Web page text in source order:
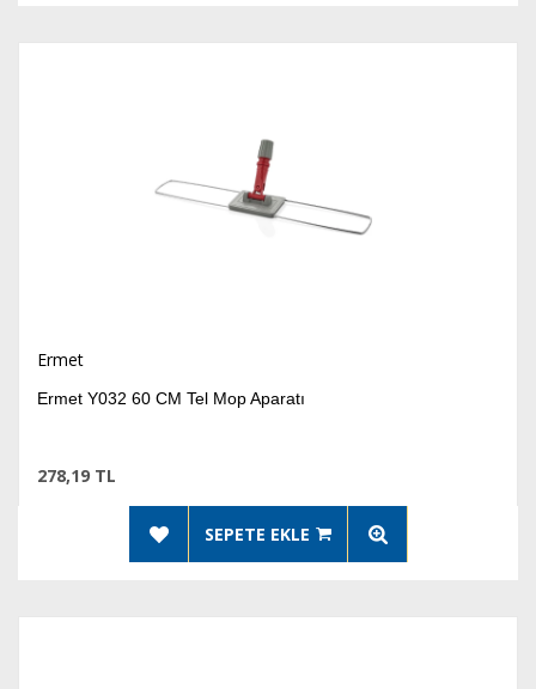
Ermet
Ermet Y032 60 CM Tel Mop Aparatı
278,19 TL
SEPETE EKLE